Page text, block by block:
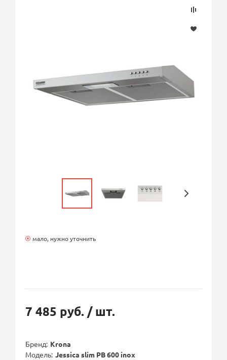
мало, нужно уточнить
7 485 руб. / шт.
Бренд Krona
Модель Jessica slim PB 600 inox